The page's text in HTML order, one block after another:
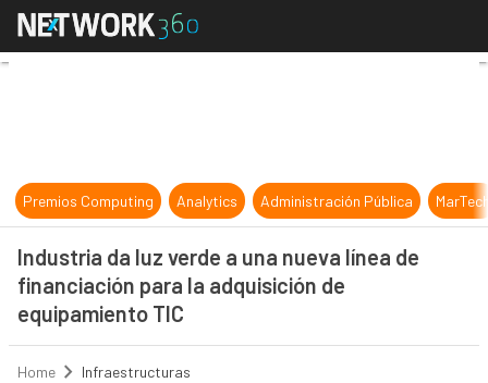
Industria da luz verde a una
Premios Computing Analytics Administración Pública
Industria da luz verde a una nueva línea de
financiación para la adquisición de
equipamiento TIC
Home Infraestructuras